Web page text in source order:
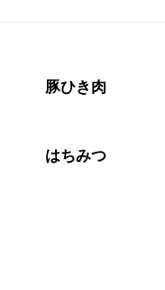
りください。
豚ひき肉
はちみつ